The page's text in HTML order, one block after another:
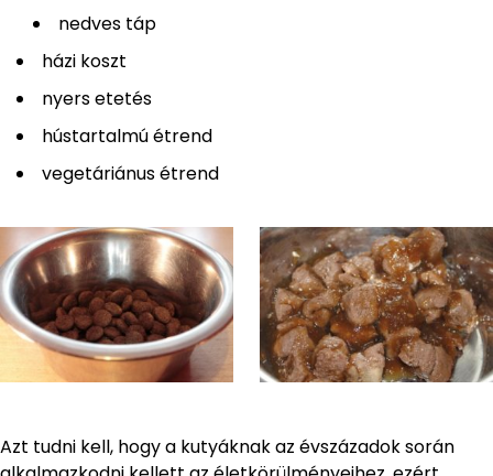
nedves táp
házi koszt
nyers etetés
hústartalmú étrend
vegetáriánus étrend
Azt tudni kell, hogy a kutyáknak az évszázadok során